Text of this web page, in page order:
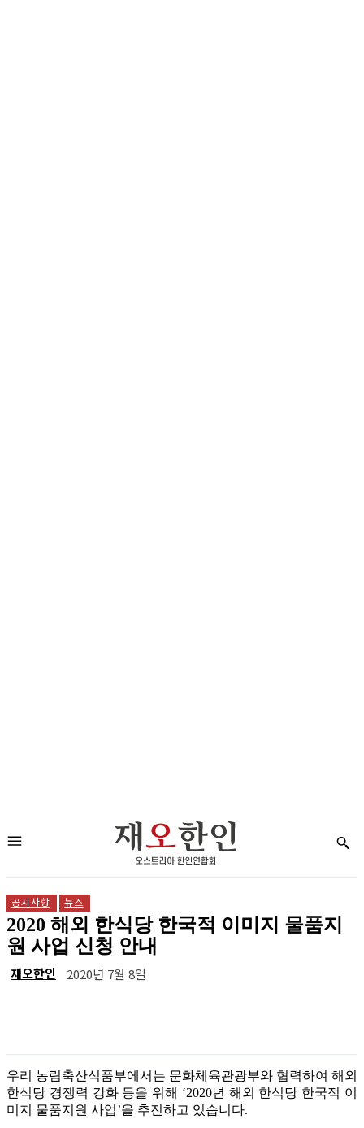
공지사항 뉴스
2020 해외 한식당 한국적 이미지 물품지
원 사업 신청 안내
재오한인 2020년 7월 8일
우리 농림축산식품부에서는 문화체육관광부와 협력하여 해외
한식당 경쟁력 강화 등을 위해 ‘2020년 해외 한식당 한국적 이
미지 물품지원 사업’을 추진하고 있습니다.